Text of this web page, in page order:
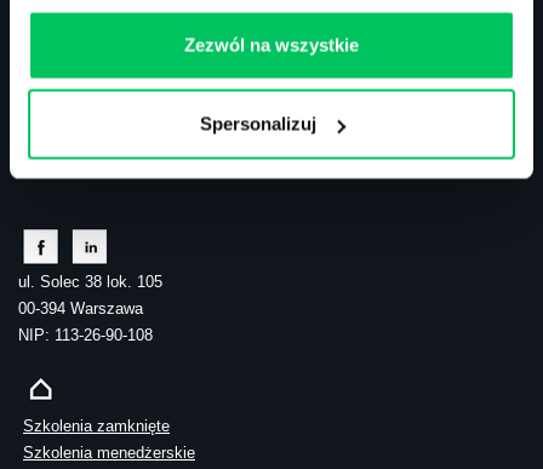
Zezwól na wszystkie
Spersonalizuj
Kontakt
tel.: 505 273 550
ul. Solec 38 lok. 105
00-394 Warszawa
NIP: 113-26-90-108
Szkolenia zamknięte
Szkolenia menedżerskie